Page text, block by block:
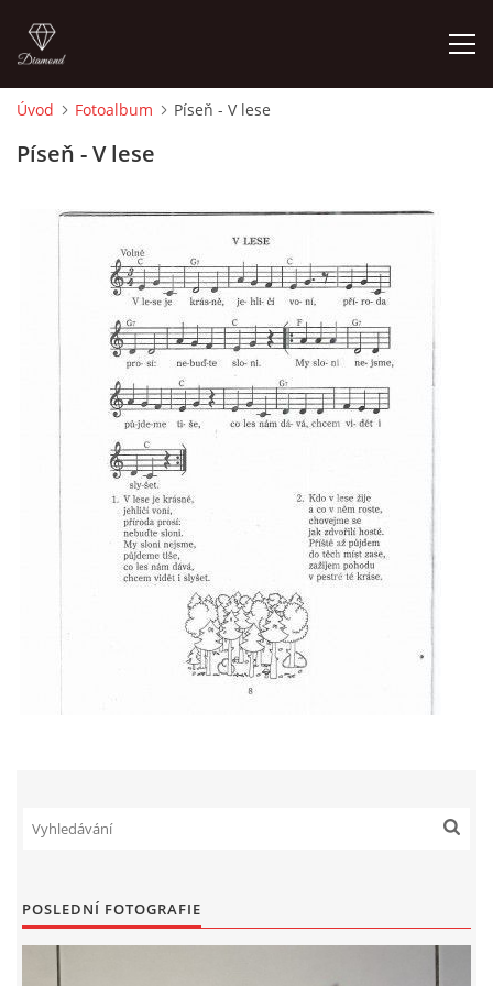
FOTOALBUM
DĚJINY VÝTVARNÉHO UMĚNÍ
NOVINKY ZE ŠKOLSTVÍ 2025
ROČNÍ PLÁN - INSPIRACE /DLE NOVÉHO RVP PV 2025
VZDĚLÁVACÍ BLOK ZÁŘÍ
VZDĚLÁVACÍ BLOK ŘÍJEN
VZDĚLÁVACÍ BLOK LISTOPAD
Úvod Fotoalbum Píseň - V lese
Píseň - V lese
POSLEDNÍ FOTOGRAFIE